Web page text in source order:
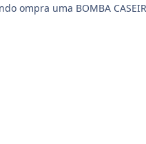
ompra uma BOMBA